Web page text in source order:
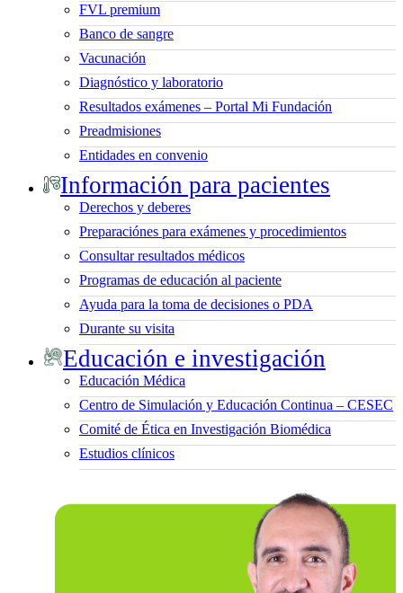
FVL premium
Banco de sangre
Vacunación
Diagnóstico y laboratorio
Resultados exámenes – Portal Mi Fundación
Preadmisiones
Entidades en convenio
Información para pacientes
Derechos y deberes
Preparaciónes para exámenes y procedimientos
Consultar resultados médicos
Programas de educación al paciente
Ayuda para la toma de decisiones o PDA
Durante su visita
Educación e investigación
Educación Médica
Centro de Simulación y Educación Continua – CESEC
Comité de Ética en Investigación Biomédica
Estudios clínicos